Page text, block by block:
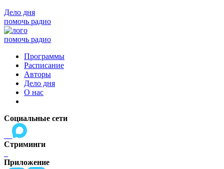
Дело дня
помочь радио
помочь радио
Программы
Расписание
Авторы
Дело дня
О нас
Социальные сети
Стриминги
Приложение